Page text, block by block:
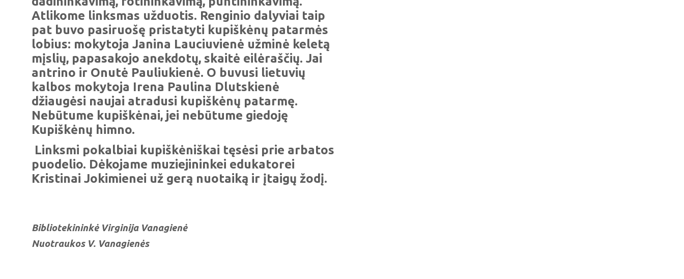
Atlikome linksmas užduotis. Renginio dalyviai taip
pat buvo pasiruošę pristatyti kupiškėnų patarmės
lobius: mokytoja Janina Lauciuvienė užminė keletą
mįslių, papasakojo anekdotų, skaitė eilėraščių. Jai
antrino ir Onutė Pauliukienė. O buvusi lietuvių
kalbos mokytoja Irena Paulina Dlutskienė
džiaugėsi naujai atradusi kupiškėnų patarmę.
Nebūtume kupiškėnai, jei nebūtume giedoję
Kupiškėnų himno.
Linksmi pokalbiai kupiškėniškai tęsėsi prie arbatos
puodelio. Dėkojame muziejininkei edukatorei
Kristinai Jokimienei už gerą nuotaiką ir įtaigų žodį.
Bibliotekininkė Virginija Vanagienė
Nuotraukos V. Vanagienės